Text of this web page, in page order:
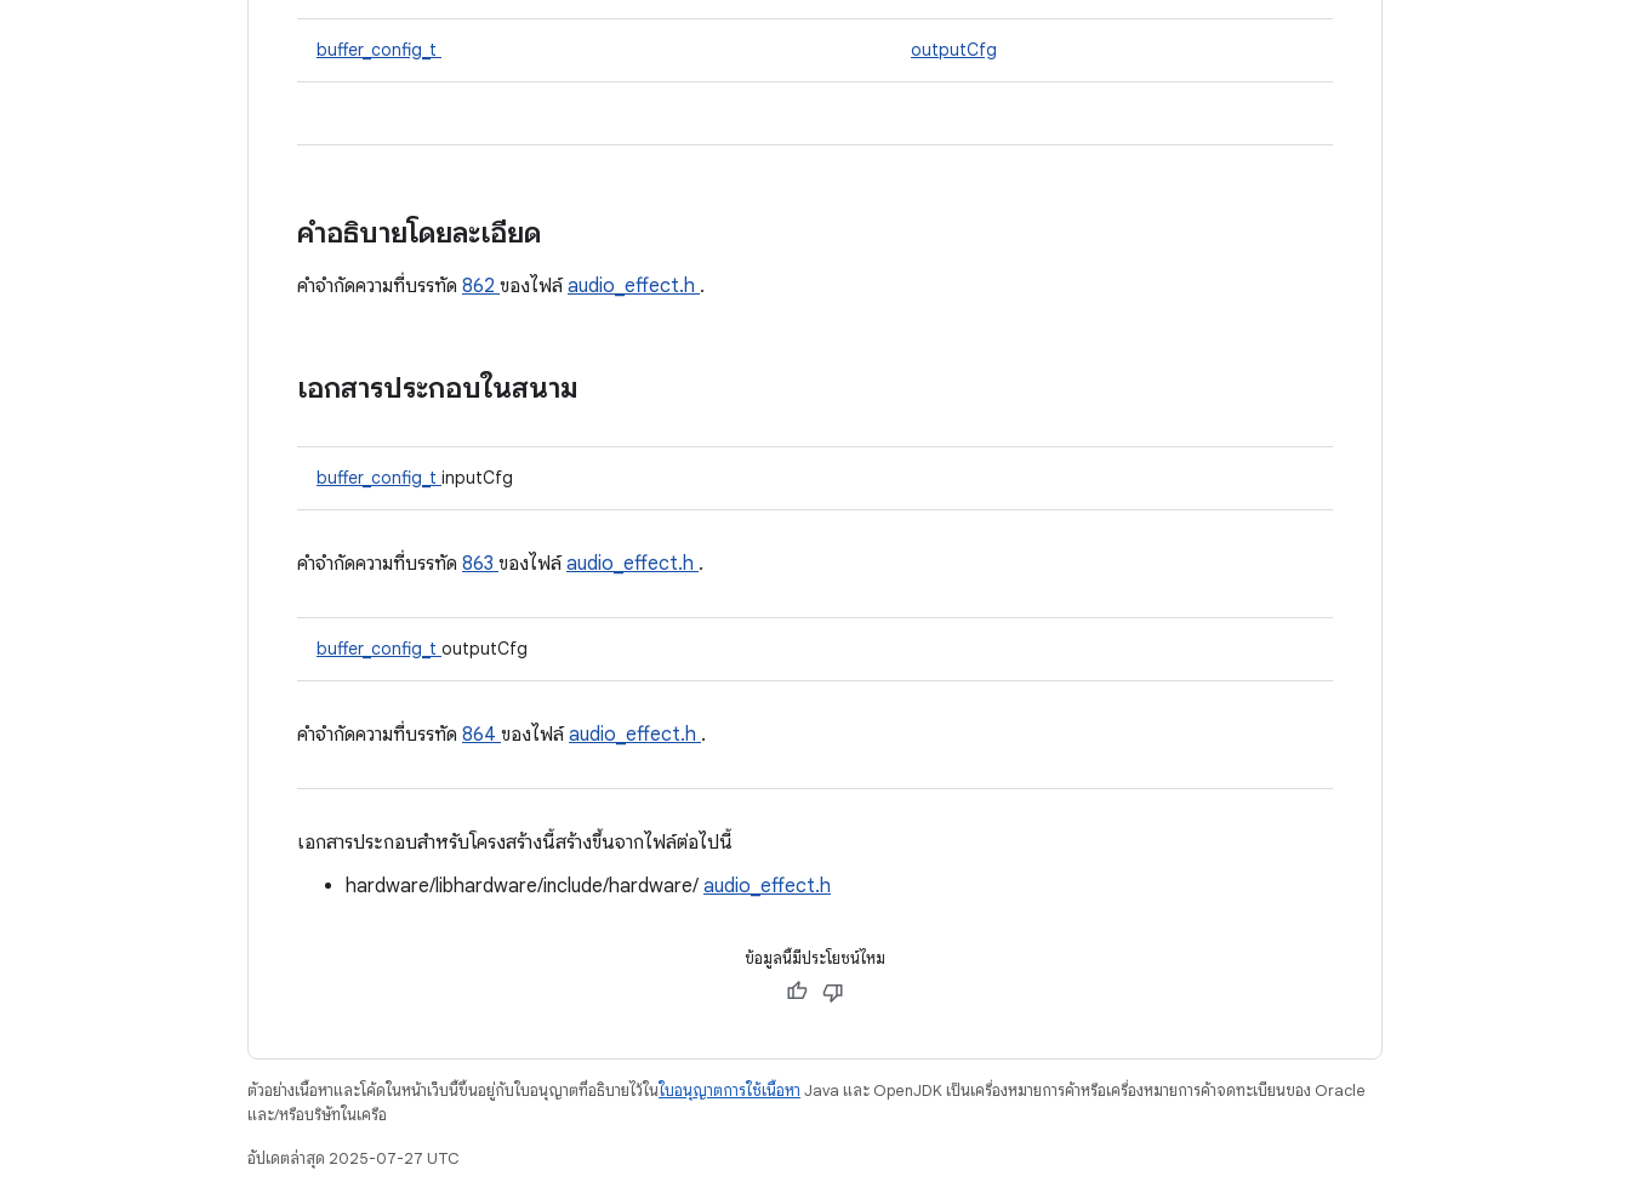
buffer_config_t outputCfg
คำอธิบายโดยละเอียด
คําจํากัดความที่บรรทัด 862 ของไฟล์audio_effect.h .
เอกสารประกอบในสนาม
buffer_config_t inputCfg
คําจํากัดความที่บรรทัด 863 ของไฟล์audio_effect.h .
buffer_config_t outputCfg
คําจํากัดความที่บรรทัด 864 ของไฟล์audio_effect.h .
เอกสารประกอบสำหรับโครงสร้างนี้สร้างขึ้นจากไฟล์ต่อไปนี้
hardware/libhardware/include/hardware/ audio_effect.h
ข้อมูลนี้มีประโยชน์ไหม
ตัวอย่างเนื้อหาและโค้ดในหน้าเว็บนี้ขึ้นอยู่กับใบอนุญาตที่อธิบายไว้ในใบอนุญาตการใช้เนื้อหา Java และ OpenJDK เป็นเครื่องหมายการค้าหรือเครื่องหมายการค้าจดทะเบียนของ Oracle
และ/หรือบริษัทในเครือ
อัปเดตล่าสุด 2025-07-27 UTC